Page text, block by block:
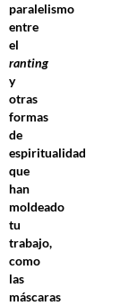
paralelismo
entre
el
ranting
y
otras
formas
de
espiritualidad
que
han
moldeado
tu
trabajo,
como
las
máscaras